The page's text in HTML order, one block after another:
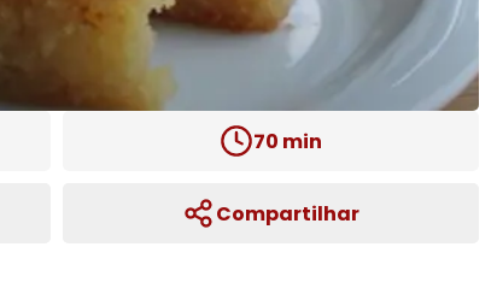
70 min
Compartilhar